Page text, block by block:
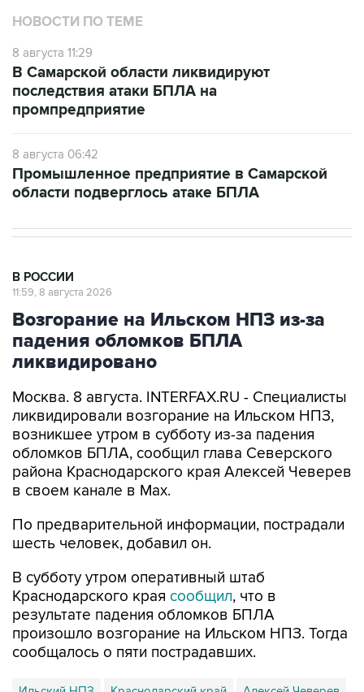
НОВОСТИ ПО ТЕМЕ
8 августа 11:29
В Самарской области ликвидируют
последствия атаки БПЛА на
промпредприятие
8 августа 06:42
Промышленное предприятие в Самарской
области подверглось атаке БПЛА
В РОССИИ
11:59, 8 августа 2026
Возгорание на Ильском НПЗ из-за
падения обломков БПЛА
ликвидировано
Москва. 8 августа. INTERFAX.RU - Специалисты
ликвидировали возгорание на Ильском НПЗ,
возникшее утром в субботу из-за падения
обломков БПЛА, сообщил глава Северского
района Краснодарского края Алексей Чеверев
в своем канале в Max.
По предварительной информации, пострадали
шесть человек, добавил он.
В субботу утром оперативный штаб
Краснодарского края сообщил, что в
результате падения обломков БПЛА
произошло возгорание на Ильском НПЗ. Тогда
сообщалось о пяти пострадавших.